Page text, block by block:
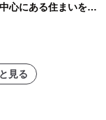
心にある住まいを公
見る